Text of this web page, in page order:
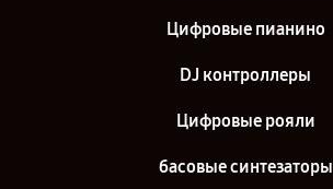
Цифровые пианино
DJ контроллеры
Цифровые рояли
басовые синтезаторы